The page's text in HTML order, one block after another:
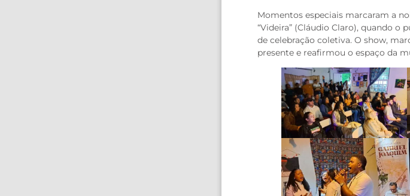
Momentos especiais marcaram a
“Videira” (Cláudio Claro), quando
de celebração coletiva. O show,
presente e reafirmou o espaço da